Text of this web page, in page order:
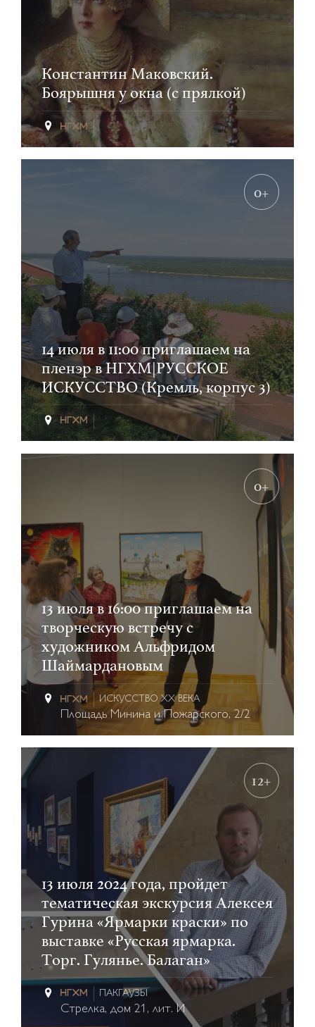
Константин Маковский.
Боярышня у окна (с прялкой)
0+
14 июля в 11:00 приглашаем на
пленэр в НГХМ|РУССКОЕ
ИСКУССТВО (Кремль, корпус 3)
0+
13 июля в 16:00 приглашаем на
творческую встречу с
художником Альфридом
Шаймардановым
ИСКУССТВО XX ВЕКА
Площадь Минина и Пожарского, 2/2
12+
13 июля 2024 года, пройдет
тематическая экскурсия Алексея
Гурина «Ярмарки краски» по
выставке «Русская ярмарка.
Торг. Гулянье. Балаган»
ПАКГАУЗЫ
Стрелка, дом 21, лит. И